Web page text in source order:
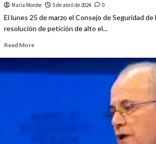
María Morote 5 de abril de 2024 0
El lunes 25 de marzo el Consejo de Seguridad de
resolución de petición de alto el...
Read More